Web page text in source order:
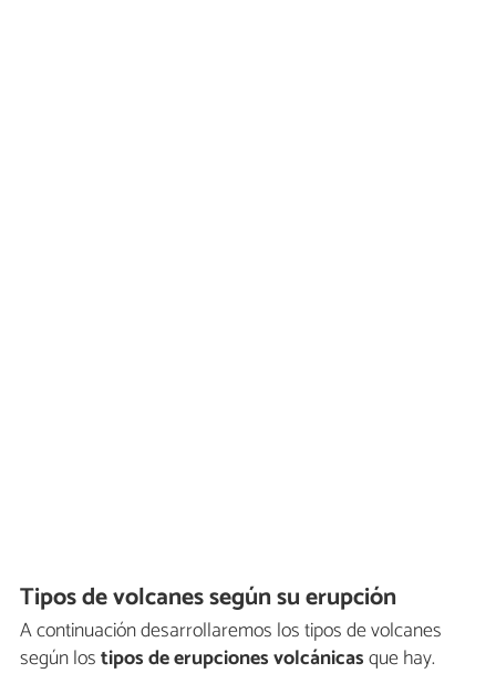
Tipos de volcanes según su erupción
A continuación desarrollaremos los tipos de volcanes
según lostipos de erupciones volcánicasque hay.